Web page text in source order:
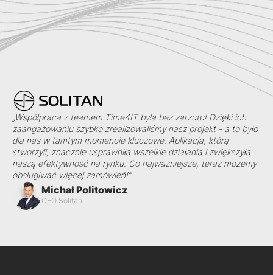
„Współpraca z teamem Time4IT była bez zarzutu! Dzięki ich
zaangażowaniu szybko zrealizowaliśmy nasz projekt - a to było
dla nas w tamtym momencie kluczowe. Aplikacja, którą
stworzyli, znacznie usprawniła wszelkie działania i zwiększyła
naszą efektywność na rynku. Co najważniejsze, teraz możemy
obsługiwać więcej zamówień!”
Michał Politowicz
CEO Solitan